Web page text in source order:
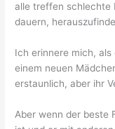
alle treffen schlechte
dauern,
Ich erinnere mich,
einem neuen
erstaunlich, aber ihr
Aber wenn der beste